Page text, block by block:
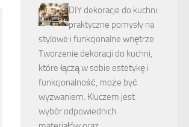
DIY dekoracje do kuchni:
praktyczne pomysły na
stylowe i funkcjonalne wnętrze
Tworzenie dekoracji do kuchni,
które łączą w sobie estetykę i
funkcjonalność, może być
wyzwaniem. Kluczem jest
wybór odpowiednich